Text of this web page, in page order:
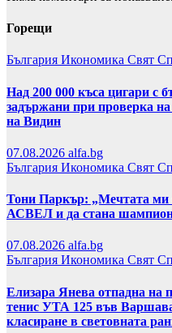
Горещи
България Икономика Свят
Над 200 000 къса цигари с
задържани при проверка
на Видин
07.08.2026 alfa.bg
България Икономика Свят
Тони Паркър: „Мечтата ми
АСВЕЛ и да стана
07.08.2026 alfa.bg
България Икономика Свят
Елизара Янева отпадна на
тенис УТА 125 във
класиране в световната